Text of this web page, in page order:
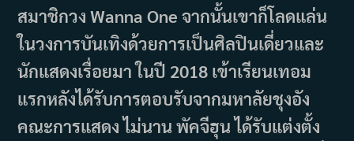
สมาชิกวง Wanna One จากนั้นเขาก็โลดแล่น
ในวงการบันเทิงด้วยการเป็นศิลปินเดี่ยวและ
นักแสดงเรื่อยมา ในปี 2018 เข้าเรียนเทอม
แรกหลังได้รับการตอบรับจากมหาลัยชุงอัง
คณะการแสดง ไม่นาน พัคจีฮุน ได้รับแต่งตั้ง